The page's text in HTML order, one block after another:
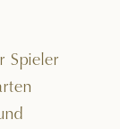
Spieler